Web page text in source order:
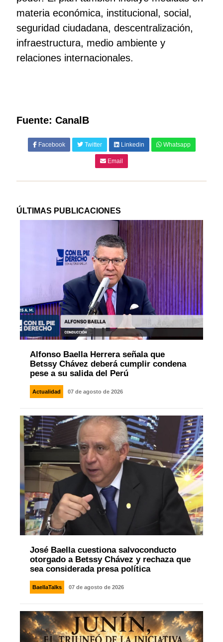
materia económica, institucional, social,
seguridad ciudadana, descentralización,
infraestructura, medio ambiente y
relaciones internacionales.
Fuente: CanalB
Facebook Twitter Linkedin Whatsapp
Email
ÚLTIMAS PUBLICACIONES
Alfonso Baella Herrera señala que
Betssy Chávez deberá cumplir condena
pese a su salida del Perú
Actualidad 07 de agosto de 2026
José Baella cuestiona salvoconducto
otorgado a Betssy Chávez y rechaza que
sea considerada presa política
BaellaTalks 07 de agosto de 2026